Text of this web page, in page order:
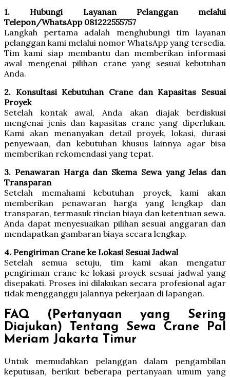
1. Hubungi Layanan Pelanggan melalui
Telepon/WhatsApp 081222555757
Langkah pertama adalah menghubungi tim layanan
pelanggan kami melalui nomor WhatsApp yang tersedia.
Tim kami siap membantu dan memberikan informasi
awal mengenai pilihan crane yang sesuai kebutuhan
Anda.
2. Konsultasi Kebutuhan Crane dan Kapasitas Sesuai
Proyek
Setelah kontak awal, Anda akan diajak berdiskusi
mengenai jenis dan kapasitas crane yang diperlukan.
Kami akan menanyakan detail proyek, lokasi, durasi
penyewaan, dan kebutuhan khusus lainnya agar bisa
memberikan rekomendasi yang tepat.
3. Penawaran Harga dan Skema Sewa yang Jelas dan
Transparan
Setelah memahami kebutuhan proyek, kami akan
memberikan penawaran harga yang lengkap dan
transparan, termasuk rincian biaya dan ketentuan sewa.
Anda dapat menyesuaikan pilihan sesuai anggaran dan
mendapatkan gambaran biaya secara lengkap.
4. Pengiriman Crane ke Lokasi Sesuai Jadwal
Setelah semua setuju, tim kami akan mengatur
pengiriman crane ke lokasi proyek sesuai jadwal yang
disepakati. Proses ini dilakukan secara profesional agar
tidak mengganggu jalannya pekerjaan di lapangan.
FAQ (Pertanyaan yang Sering
Diajukan) Tentang Sewa Crane Pal
Meriam Jakarta Timur
Untuk memudahkan pelanggan dalam pengambilan
keputusan, berikut beberapa pertanyaan umum yang